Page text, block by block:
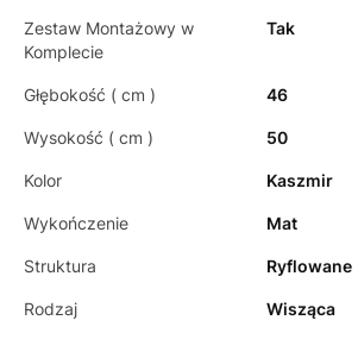
Zestaw Montażowy w
Komplecie
Tak
Głębokość ( cm ) 46
Wysokość ( cm ) 50
Kolor Kaszmir
Wykończenie Mat
Struktura Ryflowane
Rodzaj Wisząca